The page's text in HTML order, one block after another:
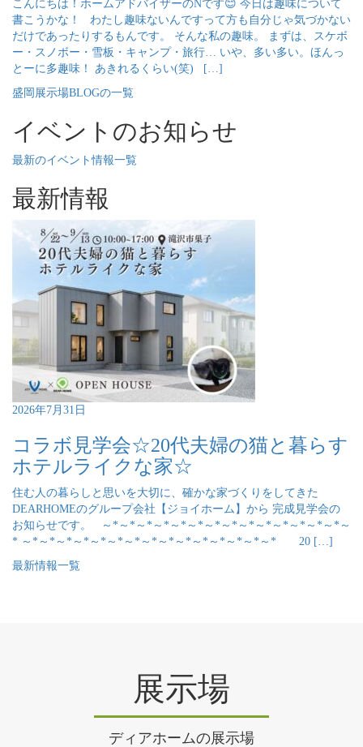
こんにちは！ホームアドバイザーのNです😊 今日は趣味について
書こうかな！ わたし趣味ないんですって方も自分じゃ気づかない
だけであったりするもんです。 そんな私の趣味。 まずは、スケボ
ー・スノボー・雪板・キャンプ・旅行… いや、多い多い。ほんっ
とーに多趣味！ あきれるくらい(笑) […]
盛岡展示場BLOGの一覧
イベントのお知らせ
最新のイベント情報一覧
最新情報
2026年7月31日
コラボ見学会☆20代夫婦の猫と暮らす
ホテルライクな家☆
住む人の暮らしと思いを大切に、確かな家づくりをしてきた
DEARHOMEのグループ会社【ジョイホーム】から 完成見学会の
お知らせです。 ～*～*～*～*～*～*～*～*～*～*～*～*～*～*～
* ～*～*～*～*～*～*～*～*～*～*～*～*～*～*～* 20 […]
最新情報一覧
展示場
ディアホームの展示場